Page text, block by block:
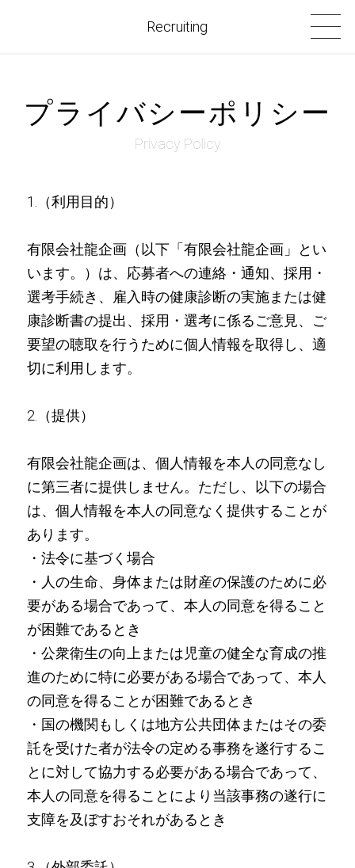
Recruiting
プライバシーポリシー
Privacy Policy
1.（利用目的）
有限会社龍企画（以下「有限会社龍企画」とい
います。）は、応募者への連絡・通知、採用・
選考手続き、雇入時の健康診断の実施または健
康診断書の提出、採用・選考に係るご意見、ご
要望の聴取を行うために個人情報を取得し、適
切に利用します。
2.（提供）
有限会社龍企画は、個人情報を本人の同意なし
に第三者に提供しません。ただし、以下の場合
は、個人情報を本人の同意なく提供することが
あります。
・法令に基づく場合
・人の生命、身体または財産の保護のために必
要がある場合であって、本人の同意を得ること
が困難であるとき
・公衆衛生の向上または児童の健全な育成の推
進のために特に必要がある場合であって、本人
の同意を得ることが困難であるとき
・国の機関もしくは地方公共団体またはその委
託を受けた者が法令の定める事務を遂行するこ
とに対して協力する必要がある場合であって、
本人の同意を得ることにより当該事務の遂行に
支障を及ぼすおそれがあるとき